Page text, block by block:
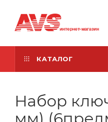
КАТАЛОГ
Набор